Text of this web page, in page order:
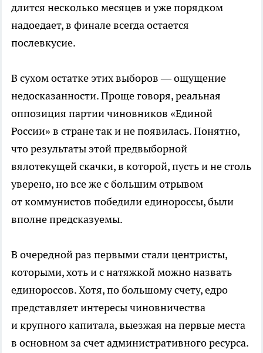
длится несколько месяцев и уже порядком
надоедает, в финале всегда остается
послевкусие.
В сухом остатке этих выборов — ощущение
недосказанности. Проще говоря, реальная
оппозиция партии чиновников «Единой
России» в стране так и не появилась. Понятно,
что результаты этой предвыборной
вялотекущей скачки, в которой, пусть и не столь
уверено, но все же с большим отрывом
от коммунистов победили единороссы, были
вполне предсказуемы.
В очередной раз первыми стали центристы,
которыми, хоть и с натяжкой можно назвать
единороссов. Хотя, по большому счету, едро
представляет интересы чиновничества
и крупного капитала, выезжая на первые места
в основном за счет административного ресурса.